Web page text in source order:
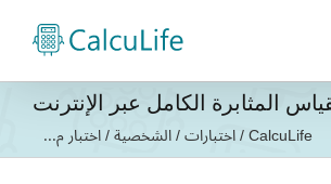
المثابرة الكامل عبر الإنترنت
CalcuLife
/اختبارات/الشخصية/اختبار م...